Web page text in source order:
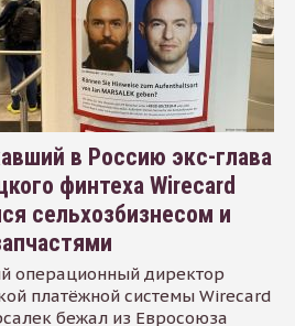
в Россию экс-глава
финтеха Wirecard
сельхозбизнесом и
операционный директор
платёжной системы Wirecard
бежал из Евросоюза